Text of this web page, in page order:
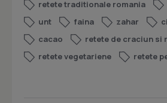
retete traditionale romania
unt
faina zahar
cacao
retete de craciun si
retete vegetariene
retete